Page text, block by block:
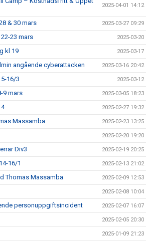
2025-04-01 14:12
& 30 mars 2025-03-27 09:29
23 mars 2025-03-20
kl 19 2025-03-17
angående cyberattacken 2025-03-16 20:42
16/3 2025-03-12
9 mars 2025-03-05 18:23
2025-02-27 19:32
Massamba 2025-02-23 13:25
2025-02-20 19:20
Div3 2025-02-19 20:25
16/1 2025-02-13 21:02
Thomas Massamba 2025-02-09 12:53
2025-02-08 10:04
personuppgiftsincident 2025-02-07 16:07
2025-02-05 20:30
2025-01-09 21:23